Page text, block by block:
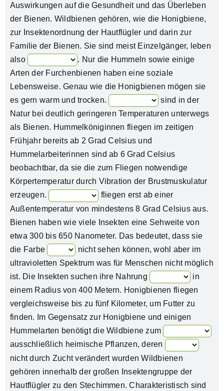
Auswirkungen auf die Gesundheit und das Überleben
der Bienen. Wildbienen gehören, wie die Honigbiene,
zur Insektenordnung der Hautflügler und darin zur
Familie der Bienen. Sie sind meist Einzelgänger, leben
also
. Nur die Hummeln sowie einige
Arten der Furchenbienen haben eine soziale
Lebensweise. Genau wie die Honigbienen mögen sie
es gern warm und trocken.
sind in der
Natur bei deutlich geringeren Temperaturen unterwegs
als Bienen. Hummelköniginnen fliegen im zeitigen
Frühjahr bereits ab 2 Grad Celsius und
Hummelarbeiterinnen sind ab 6 Grad Celsius
beobachtbar, da sie die zum Fliegen notwendige
Körpertemperatur durch Vibration der Brustmuskulatur
erzeugen.
fliegen erst ab einer
Außentemperatur von mindestens 8 Grad Celsius aus.
Bienen haben wie viele Insekten eine Sehweite von
etwa 300 bis 650 Nanometer. Das bedeutet, dass sie
die Farbe
nicht sehen können, wohl aber im
ultravioletten Spektrum was für Menschen nicht möglich
ist. Die Insekten suchen ihre Nahrung
in
einem Radius von 400 Metern. Honigbienen fliegen
vergleichsweise bis zu fünf Kilometer, um Futter zu
finden. Im Gegensatz zur Honigbiene und einigen
Hummelarten benötigt die Wildbiene zum
ausschließlich heimische Pflanzen, deren
nicht durch Zucht verändert wurden Wildbienen
gehören innerhalb der großen Insektengruppe der
Hautflügler zu den Stechimmen. Charakteristisch sind